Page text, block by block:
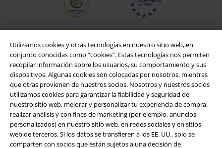
Utilizamos cookies y otras tecnologías en nuestro sitio web, en
conjunto conocidas como “cookies”. Estas tecnologías nos permiten
recopilar información sobre los usuarios, su comportamiento y sus
dispositivos. Algunas cookies son colocadas por nosotros, mientras
que otras provienen de nuestros socios. Nosotros y nuestros socios
utilizamos cookies para garantizar la fiabilidad y seguridad de
nuestro sitio web, mejorar y personalizar tu experiencia de compra,
realizar análisis y con fines de marketing (por ejemplo, anuncios
personalizados) en nuestro sitio web, en redes sociales y en sitios
web de terceros. Si los datos se transfieren a los EE. UU., solo se
comparten con socios que están sujetos a una decisión de
Legal
Términos y Condiciones